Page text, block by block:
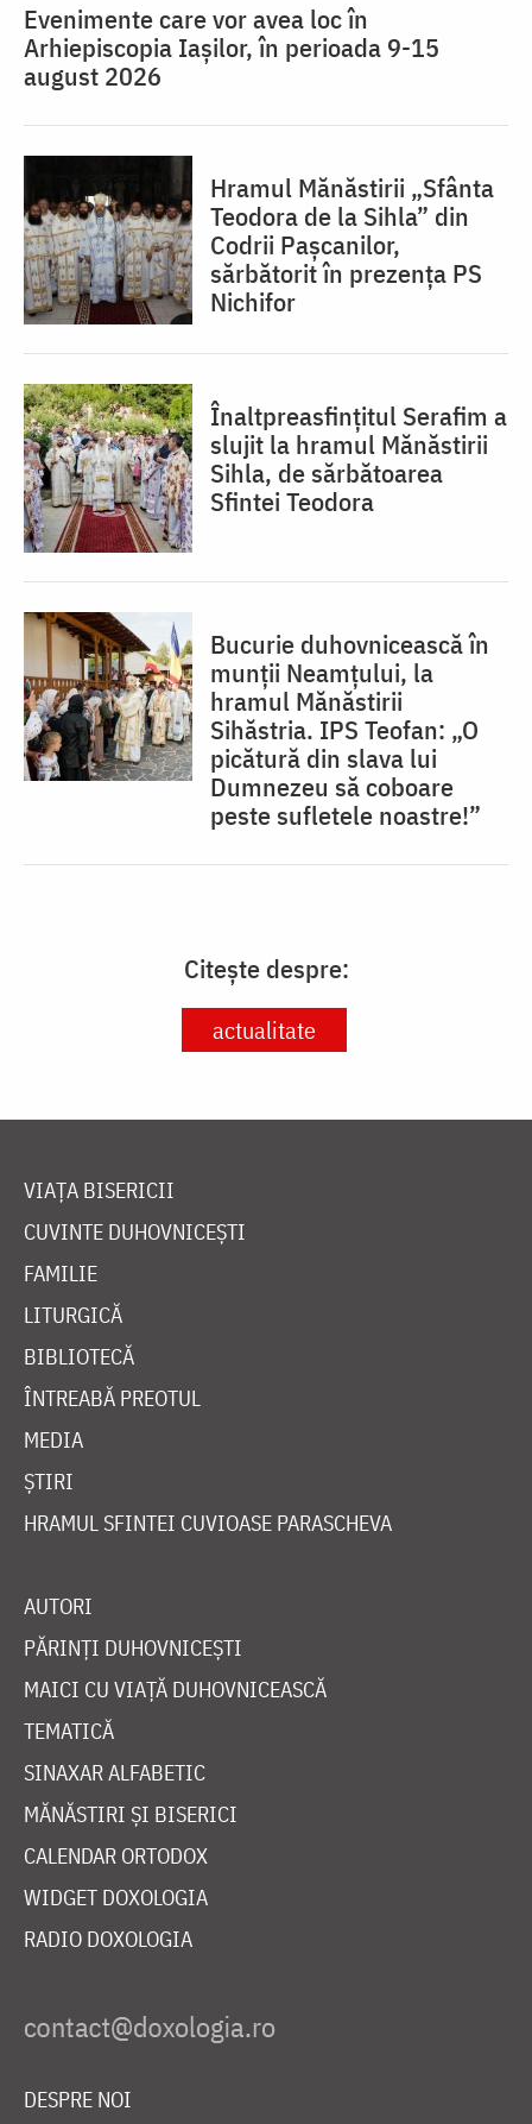
Evenimente care vor avea loc în
Arhiepiscopia Iaşilor, în perioada 9-15
august 2026
Hramul Mănăstirii „Sfânta
Teodora de la Sihla” din
Codrii Pașcanilor,
sărbătorit în prezența PS
Nichifor
Înaltpreasfințitul Serafim a
slujit la hramul Mănăstirii
Sihla, de sărbătoarea
Sfintei Teodora
Bucurie duhovnicească în
munții Neamțului, la
hramul Mănăstirii
Sihăstria. IPS Teofan: „O
picătură din slava lui
Dumnezeu să coboare
peste sufletele noastre!”
Citește despre:
actualitate
VIAȚA BISERICII
CUVINTE DUHOVNICEȘTI
FAMILIE
LITURGICĂ
BIBLIOTECĂ
ÎNTREABĂ PREOTUL
MEDIA
ȘTIRI
HRAMUL SFINTEI CUVIOASE PARASCHEVA
AUTORI
PĂRINȚI DUHOVNICEȘTI
MAICI CU VIAȚĂ DUHOVNICEASCĂ
TEMATICĂ
SINAXAR ALFABETIC
MĂNĂSTIRI ȘI BISERICI
CALENDAR ORTODOX
WIDGET DOXOLOGIA
RADIO DOXOLOGIA
DESPRE NOI